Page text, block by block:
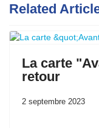
Related
La carte
retour
2 septembre 2023